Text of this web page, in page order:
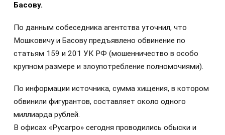
Басову.
По данным собеседника агентства уточнил, что
Мошковичу и Басову предъявлено обвинение по
статьям 159 и 201 УК РФ (мошенничество в особо
крупном размере и злоупотребление полномочиями).
По информации источника, сумма хищения, в котором
обвинили фигурантов, составляет около одного
миллиарда рублей.
В офисах «Русагро» сегодня проводились обыски и